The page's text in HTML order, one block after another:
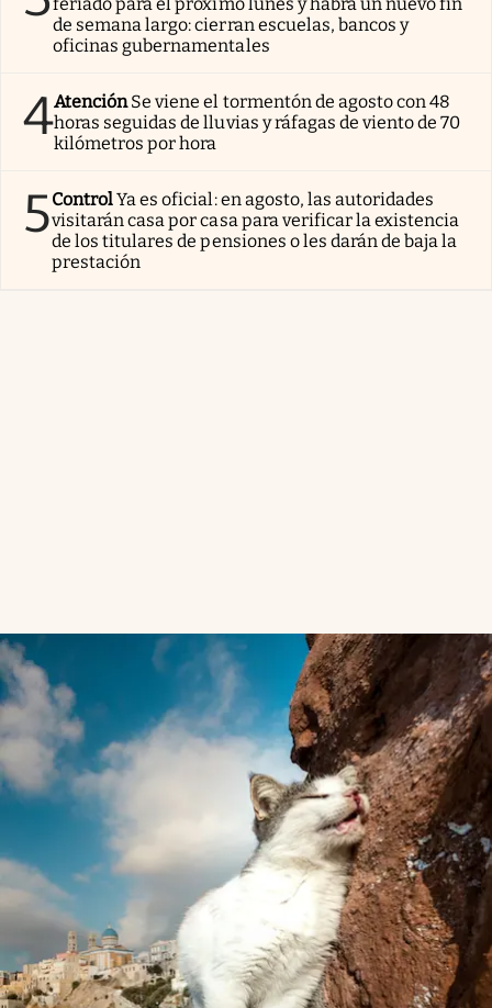
feriado para el próximo lunes y habrá un nuevo fin
de semana largo: cierran escuelas, bancos y
oficinas gubernamentales
4AtenciónSe viene el tormentón de agosto con 48
horas seguidas de lluvias y ráfagas de viento de 70
kilómetros por hora
5ControlYa es oficial: en agosto, las autoridades
visitarán casa por casa para verificar la existencia
de los titulares de pensiones o les darán de baja la
prestación